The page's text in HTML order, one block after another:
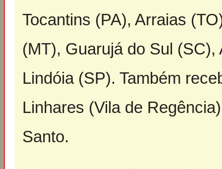
Tocantins (PA), Arraias
(MT), Guarujá do Sul
Lindóia (SP). Também
Linhares (Vila de
Santo.